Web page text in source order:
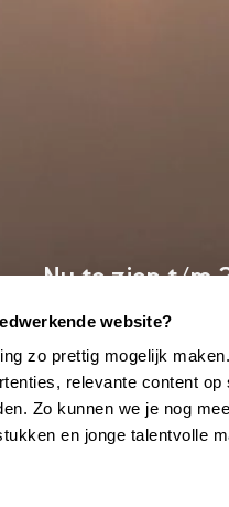
website?
zo prettig mogelijk
relevante content
Zo kunnen we je nog
en jonge talentvolle
Nu te zien t/m
VAN